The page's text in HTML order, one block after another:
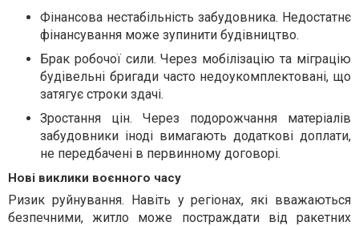
Фінансова нестабільність забудовника. Недостатнє
фінансування може зупинити будівництво.
Брак робочої сили. Через мобілізацію та міграцію
будівельні бригади часто недоукомплектовані, що
затягує строки здачі.
Зростання цін. Через подорожчання матеріалів
забудовники іноді вимагають додаткові доплати,
не передбачені в первинному договорі.
Нові виклики воєнного часу
Ризик руйнування. Навіть у регіонах, які вважаються
безпечними, житло може постраждати від ракетних